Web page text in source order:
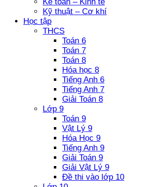
Kế toán – Kinh tế
Kỹ thuật – Cơ khí
Học tập
THCS
Toán 6
Toán 7
Toán 8
Hóa học 8
Tiếng Anh 6
Tiếng Anh 7
Giải Toán 8
Lớp 9
Toán 9
Vật Lý 9
Hóa Học 9
Tiếng Anh 9
Giải Toán 9
Giải Vật Lý 9
Đề thi vào lớp 10